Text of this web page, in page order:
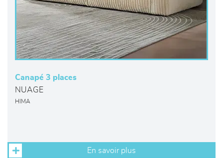
Canapé 3 places
NUAGE
HIMA
En savoir plus